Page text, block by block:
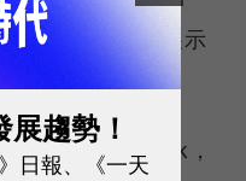
外，黃仁勳也展示
的佈局。
新架構NVQLink，
趨勢！
日報、《一天